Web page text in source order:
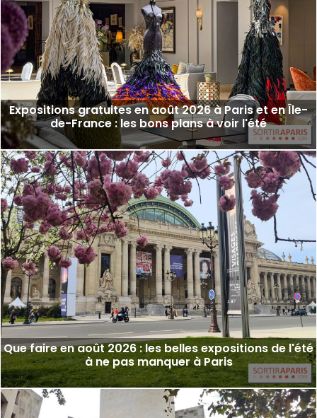
Expositions gratuites en août 2026 à Paris et en Île-
de-France : les bons plans à voir l'été
Que faire en août 2026 : les belles expositions de l'été
à ne pas manquer à Paris